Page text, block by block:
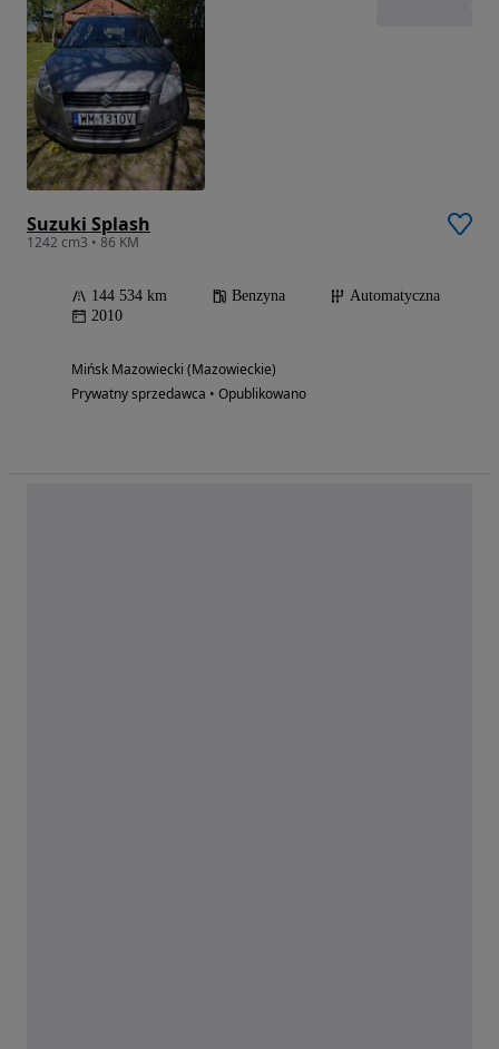
Suzuki Splash
1242 cm3 • 86 KM
144 534 km Benzyna
Automatyczna
2010
Mińsk Mazowiecki (Mazowieckie)
Prywatny sprzedawca • Opublikowano